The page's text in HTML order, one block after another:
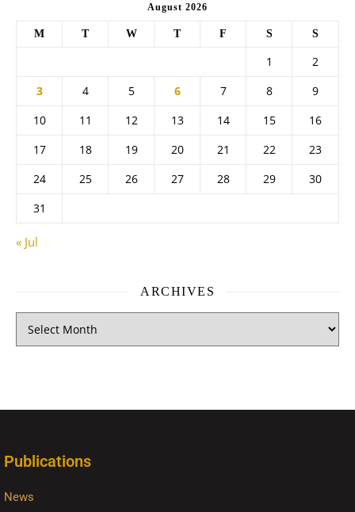
August 2026
M T W T F S S
1
2
3
4 5 6 7 8
9
10
11 12 13 14 15
16
17
18 19 20 21 22
23
24
25 26 27 28 29
30
31
« Jul
ARCHIVES
Publications
News